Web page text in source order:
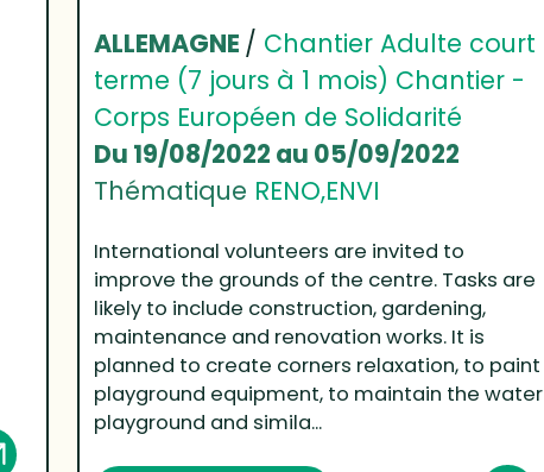
ALLEMAGNE / Chantier Adulte court
terme (7 jours à 1 mois) Chantier -
Corps Européen de Solidarité
Du 19/08/2022 au 05/09/2022
Thématique RENO,ENVI
International volunteers are invited to
improve the grounds of the centre. Tasks are
likely to include construction, gardening,
maintenance and renovation works. It is
planned to create corners relaxation, to paint
playground equipment, to maintain the water
playground and simila...